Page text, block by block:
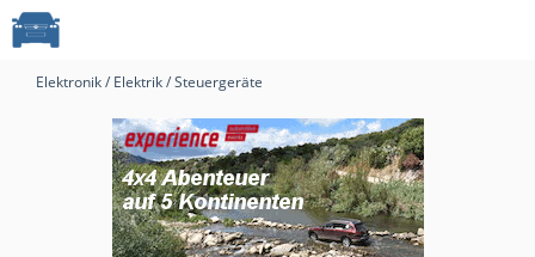
Elektronik / Elektrik / Steuergeräte